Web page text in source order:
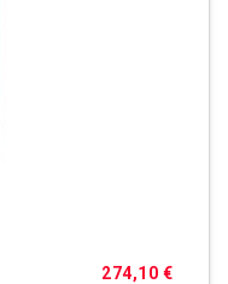
274,10 €